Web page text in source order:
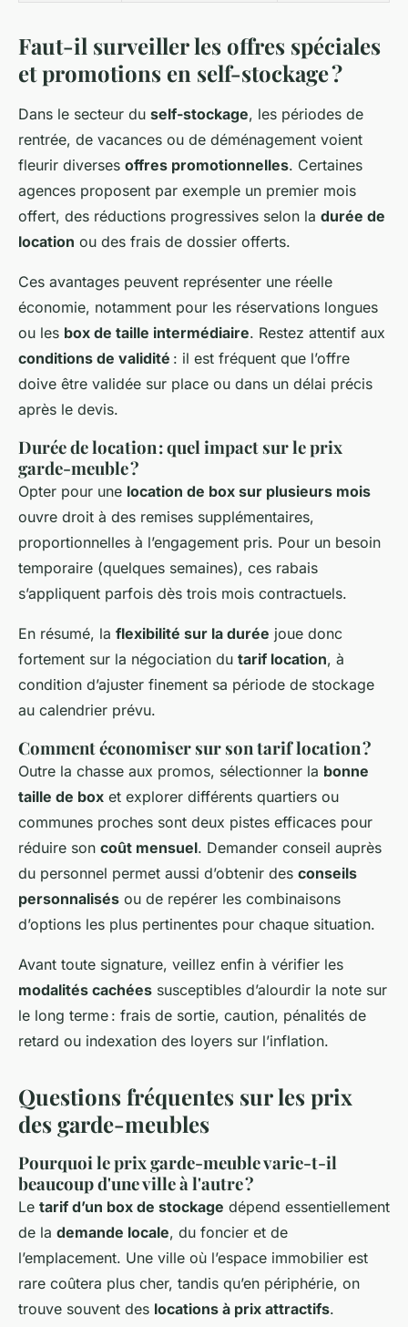
Faut-il surveiller les offres spéciales
et promotions en self-stockage ?
Dans le secteur du self-stockage, les périodes de
rentrée, de vacances ou de déménagement voient
fleurir diverses offres promotionnelles. Certaines
agences proposent par exemple un premier mois
offert, des réductions progressives selon la durée de
location ou des frais de dossier offerts.
Ces avantages peuvent représenter une réelle
économie, notamment pour les réservations longues
ou les box de taille intermédiaire. Restez attentif aux
conditions de validité : il est fréquent que l’offre
doive être validée sur place ou dans un délai précis
après le devis.
Durée de location : quel impact sur le prix
garde-meuble ?
Opter pour une location de box sur plusieurs mois
ouvre droit à des remises supplémentaires,
proportionnelles à l’engagement pris. Pour un besoin
temporaire (quelques semaines), ces rabais
s’appliquent parfois dès trois mois contractuels.
En résumé, la flexibilité sur la durée joue donc
fortement sur la négociation du tarif location, à
condition d’ajuster finement sa période de stockage
au calendrier prévu.
Comment économiser sur son tarif location ?
Outre la chasse aux promos, sélectionner la bonne
taille de box et explorer différents quartiers ou
communes proches sont deux pistes efficaces pour
réduire son coût mensuel. Demander conseil auprès
du personnel permet aussi d’obtenir des conseils
personnalisés ou de repérer les combinaisons
d’options les plus pertinentes pour chaque situation.
Avant toute signature, veillez enfin à vérifier les
modalités cachées susceptibles d’alourdir la note sur
le long terme : frais de sortie, caution, pénalités de
retard ou indexation des loyers sur l’inflation.
Questions fréquentes sur les prix
des garde-meubles
Pourquoi le prix garde-meuble varie-t-il
beaucoup d'une ville à l'autre ?
Le tarif d’un box de stockage dépend essentiellement
de la demande locale, du foncier et de
l’emplacement. Une ville où l’espace immobilier est
rare coûtera plus cher, tandis qu’en périphérie, on
trouve souvent des locations à prix attractifs.